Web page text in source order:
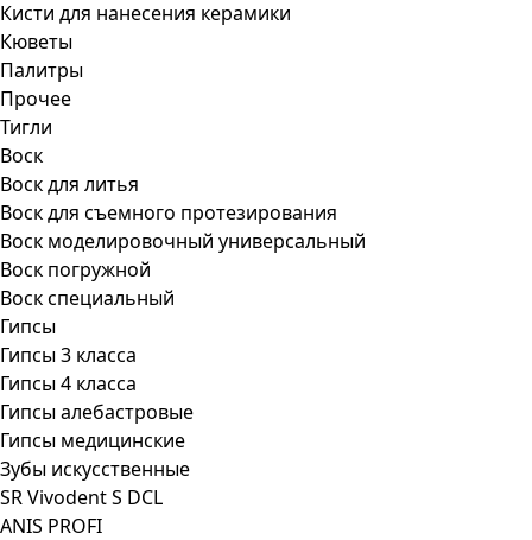
Кисти для нанесения керамики
Кюветы
Палитры
Прочее
Тигли
Воск
Воск для литья
Воск для съемного протезирования
Воск моделировочный универсальный
Воск погружной
Воск специальный
Гипсы
Гипсы 3 класса
Гипсы 4 класса
Гипсы алебастровые
Гипсы медицинские
Зубы искусственные
SR Vivodent S DCL
ANIS PROFI